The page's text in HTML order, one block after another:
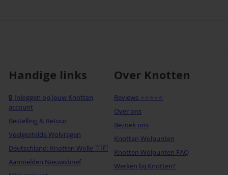
Handige links
🔒 Inloggen op jouw Knotten
account
Bestelling & Retour
Veelgestelde Wolvragen
Deutschland: Knotten Wolle 🇩🇪
Aanmelden Nieuwsbrief
Over Knotten
Reviews ⭐⭐⭐⭐⭐
Over ons
Bezoek ons
Knotten Wolpunten
Knotten Wolpunten FAQ
Werken bij Knotten?